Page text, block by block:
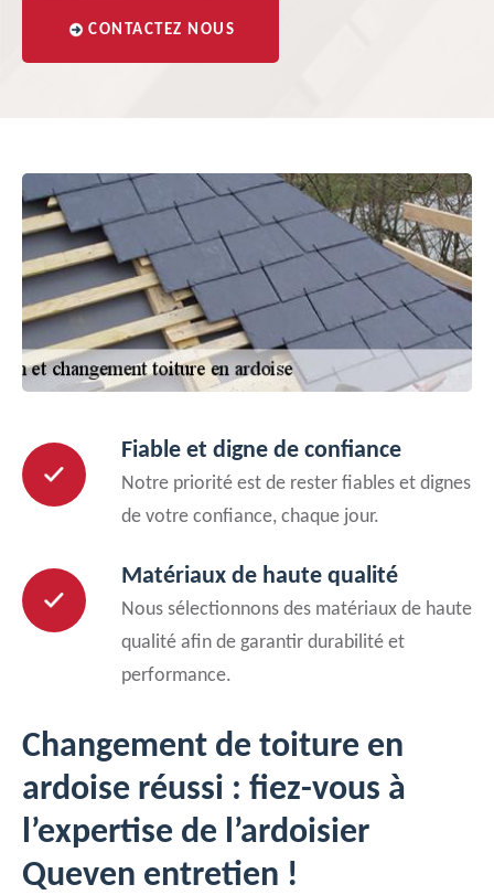
CONTACTEZ NOUS
Fiable et digne de confiance
Notre priorité est de rester fiables et dignes
de votre confiance, chaque jour.
Matériaux de haute qualité
Nous sélectionnons des matériaux de haute
qualité afin de garantir durabilité et
performance.
Changement de toiture en
ardoise réussi : fiez-vous à
l’expertise de l’ardoisier
Queven entretien !